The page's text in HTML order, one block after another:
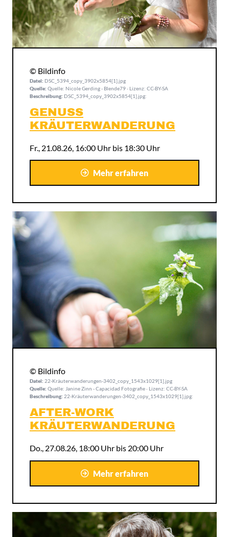
© Bildinfo
Datei: DSC_5394_copy_3902x5854[1].jpg
Quelle: Quelle: Nicole Gerding - Blende79 · Lizenz: CC-BY-SA
Beschreibung: DSC_5394_copy_3902x5854[1].jpg:
GENUSS
KRÄUTERWANDERUNG
Fr., 21.08.26, 16:00 Uhr bis 18:30 Uhr
Mehr erfahren
© Bildinfo
Datei: 22-Kräuterwanderungen-3402_copy_1543x1029[1].jpg
Quelle: Quelle: Janine Zinn - Capacidad Fotografie · Lizenz: CC-BY-SA
Beschreibung: 22-Kräuterwanderungen-3402_copy_1543x1029[1].jpg:
AFTER-WORK
KRÄUTERWANDERUNG
Do., 27.08.26, 18:00 Uhr bis 20:00 Uhr
Mehr erfahren